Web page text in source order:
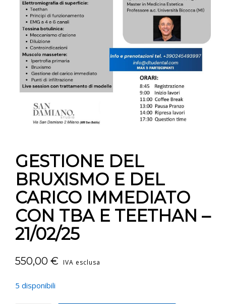
GESTIONE DEL
BRUXISMO E DEL
CARICO IMMEDIATO
CON TBA E TEETHAN –
21/02/25
550,00 € IVA esclusa
5 disponibili